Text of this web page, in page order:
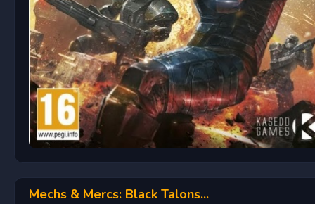
Mechs & Mercs: Black Talons...